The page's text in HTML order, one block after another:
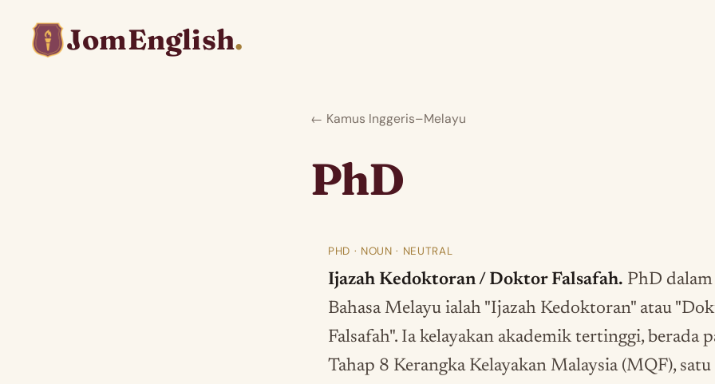
JomEnglish.
← Kamus Inggeris–Melayu
PhD
PHD · NOUN · NEUTRAL
Ijazah Kedoktoran / Doktor Falsafah. PhD dalam
Bahasa Melayu ialah "Ijazah Kedoktoran" atau
Falsafah". Ia kelayakan akademik tertinggi, berada
Tahap 8 Kerangka Kelayakan Malaysia (MQF), satu